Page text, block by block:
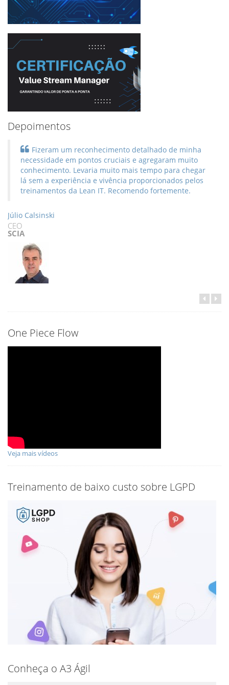
Depoimentos
Fizeram um reconhecimento detalhado de minha
necessidade em pontos cruciais e agregaram muito
conhecimento. Levaria muito mais tempo para chegar
lá sem a experiência e vivência proporcionados pelos
treinamentos da Lean IT. Recomendo fortemente.
Júlio Calsinski
CEO
SCIA
One Piece Flow
Veja mais vídeos
Treinamento de baixo custo sobre LGPD
Conheça o A3 Ágil